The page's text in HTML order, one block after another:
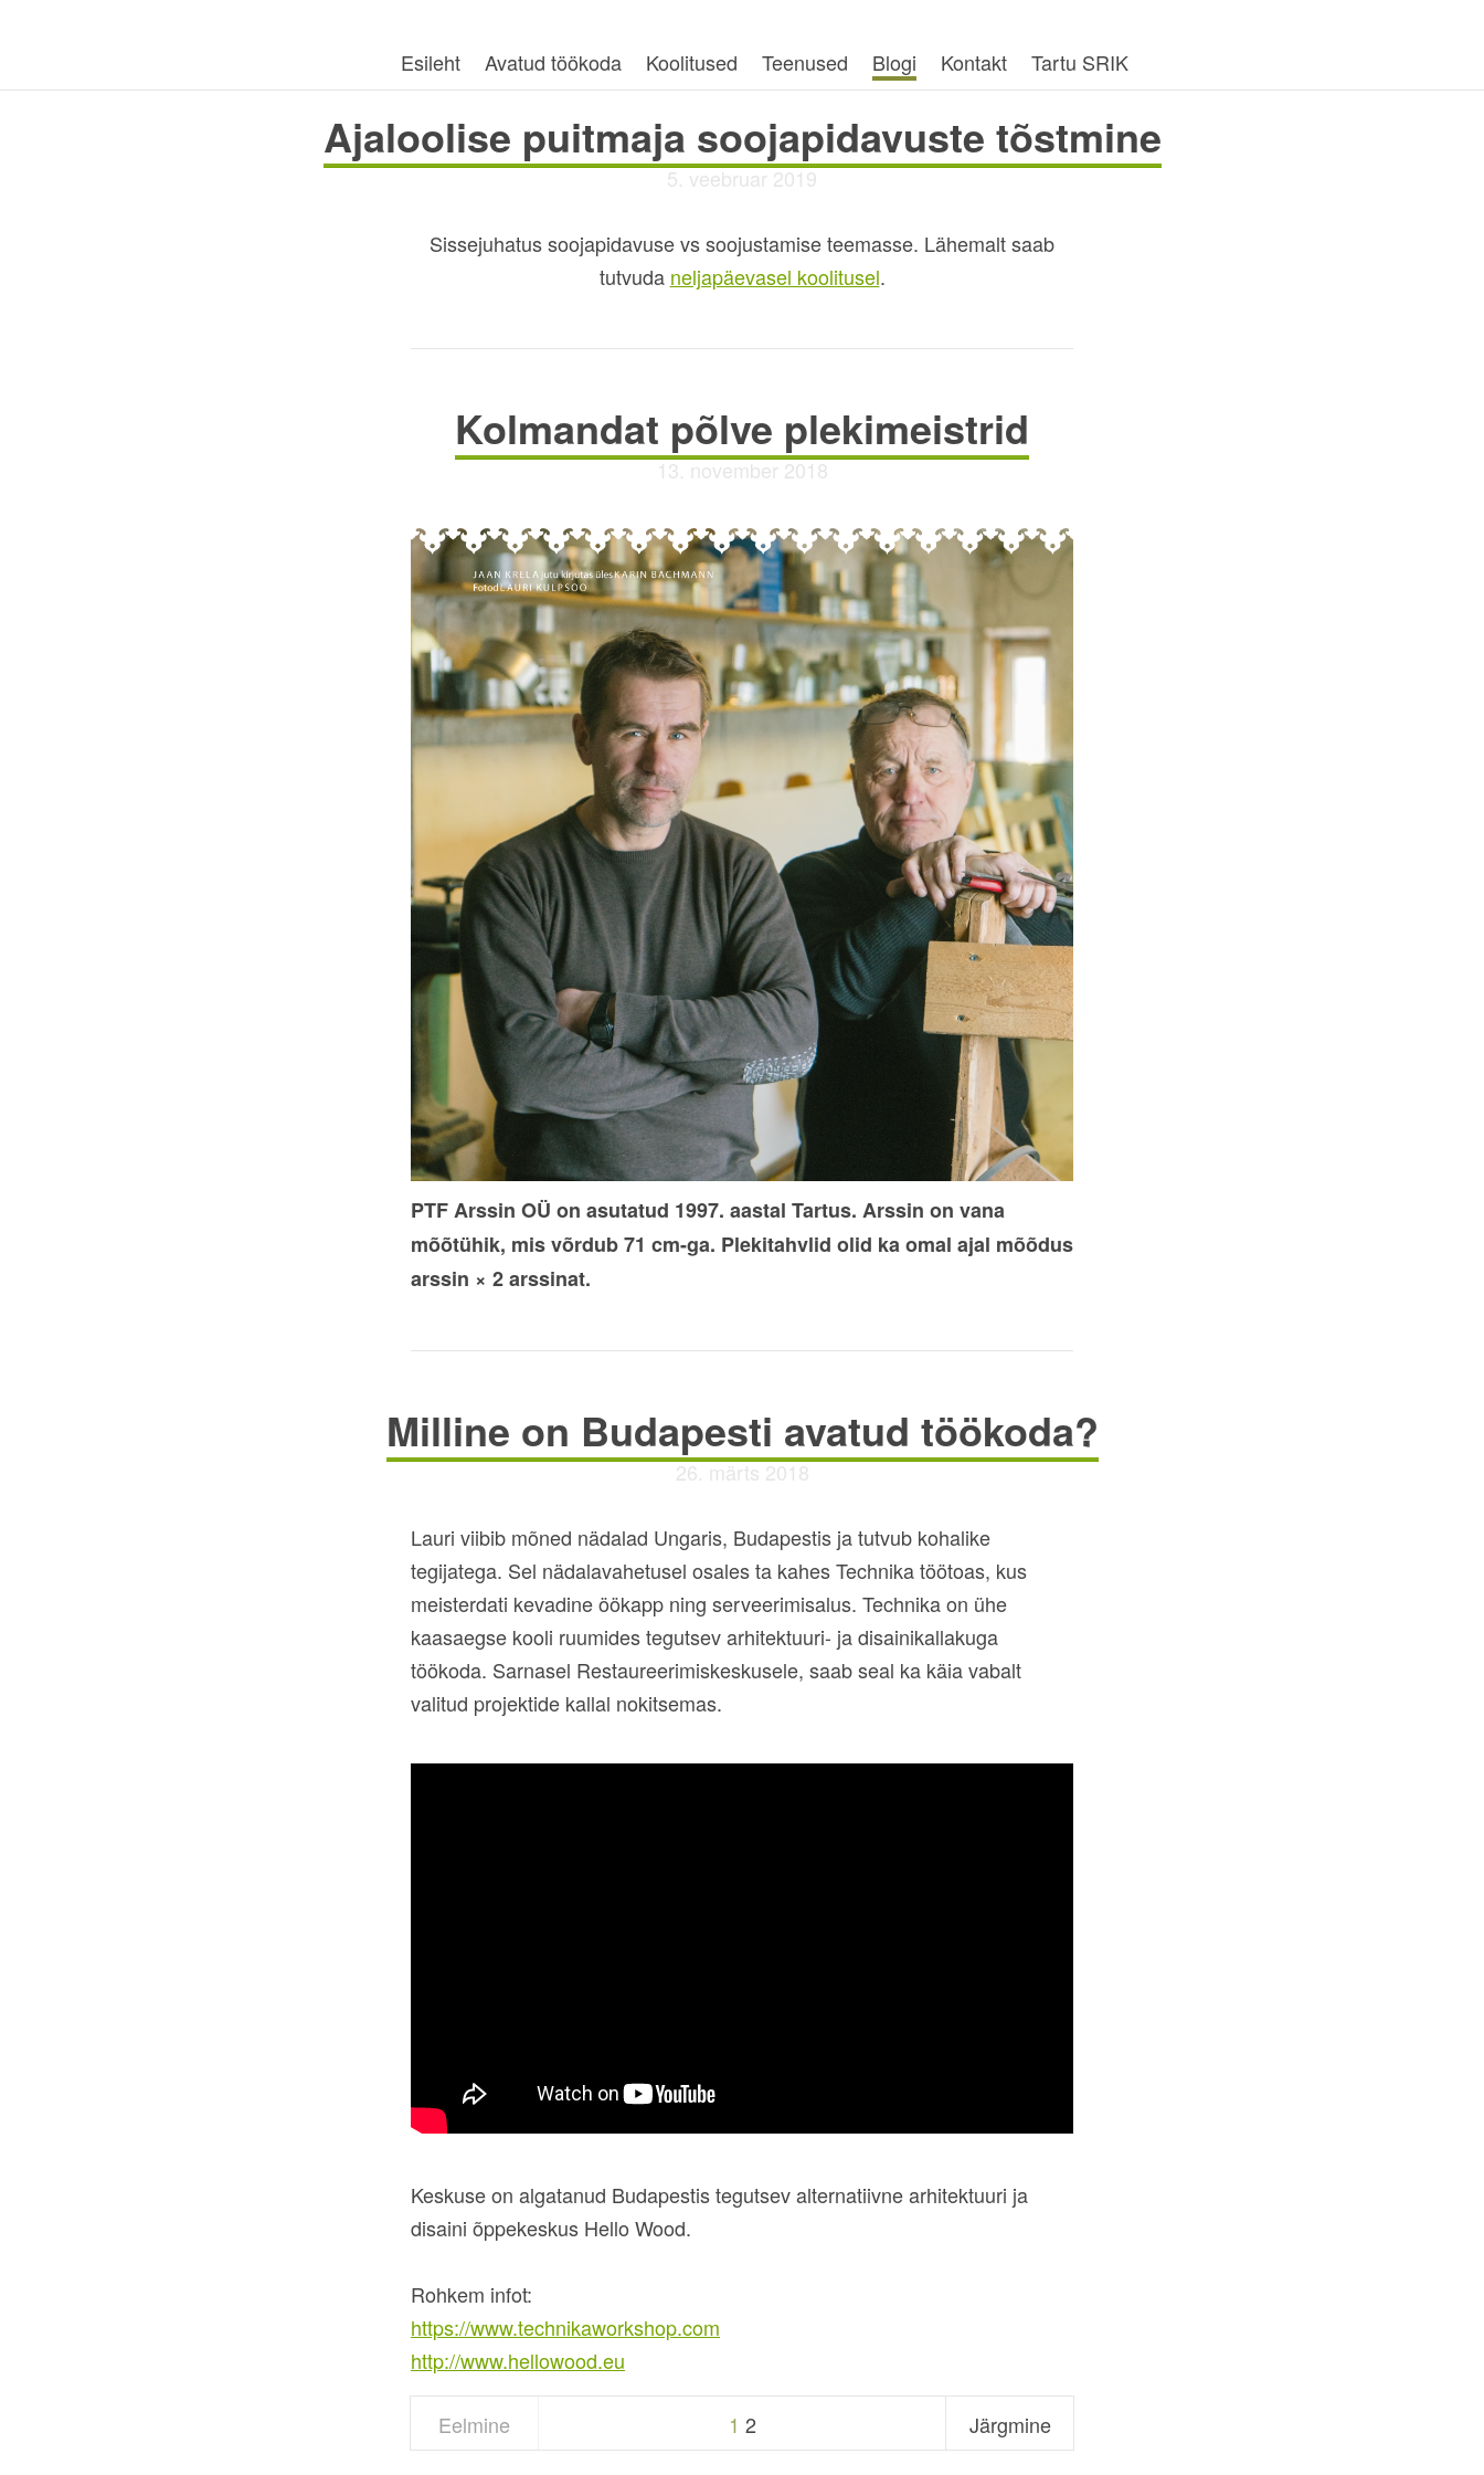
Esileht Avatud töökoda Koolitused Teenused Blogi Kontakt Tartu SRIK
Ajaloolise puitmaja soojapidavuste tõstmine
5. veebruar 2019
Sissejuhatus soojapidavuse vs soojustamise teemasse. Lähemalt saab
tutvuda neljapäevasel koolitusel.
Kolmandat põlve plekimeistrid
13. november 2018
PTF Arssin OÜ on asutatud 1997. aastal Tartus. Arssin on vana
mõõtühik, mis võrdub 71 cm-ga. Plekitahvlid olid ka omal ajal mõõdus
arssin × 2 arssinat.
Milline on Budapesti avatud töökoda?
26. märts 2018
Lauri viibib mõned nädalad Ungaris, Budapestis ja tutvub kohalike
tegijatega. Sel nädalavahetusel osales ta kahes Technika töötoas, kus
meisterdati kevadine öökapp ning serveerimisalus. Technika on ühe
kaasaegse kooli ruumides tegutsev arhitektuuri- ja disainikallakuga
töökoda. Sarnasel Restaureerimiskeskusele, saab seal ka käia vabalt
valitud projektide kallal nokitsemas.
Keskuse on algatanud Budapestis tegutsev alternatiivne arhitektuuri ja
disaini õppekeskus Hello Wood.
Rohkem infot:
https://www.technikaworkshop.com
http://www.hellowood.eu
Eelmine 1 2 Järgmine